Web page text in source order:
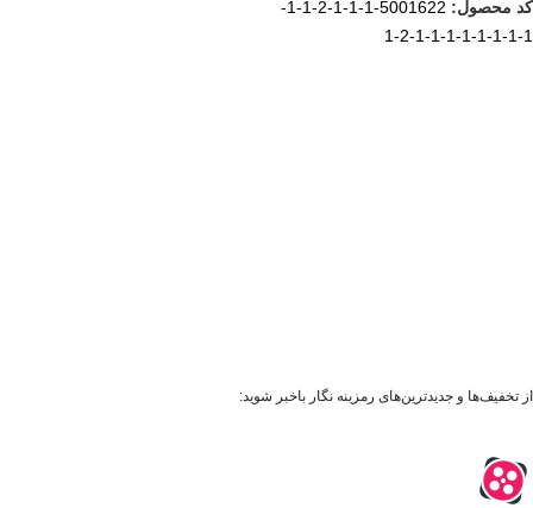
کد محصول:
5001622-1-1-1-2-1-1-
1-1-1-1-1-1-1-1-2-1
از تخفیف‌ها و جدیدترین‌های رمزینه نگار باخبر شوید: